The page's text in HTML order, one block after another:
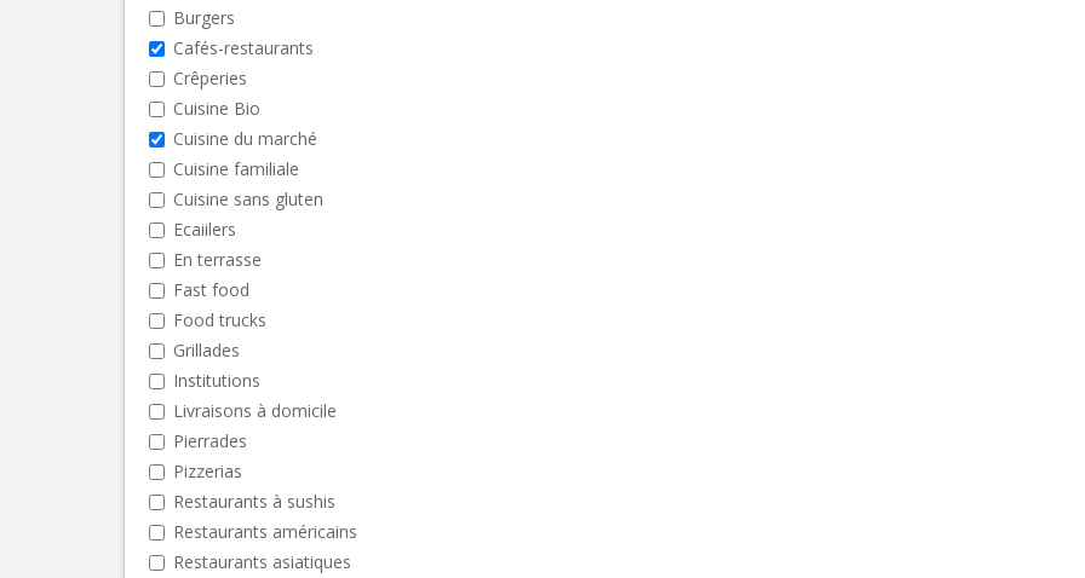
Burgers
Cafés-restaurants
Crêperies
Cuisine Bio
Cuisine du marché
Cuisine familiale
Cuisine sans gluten
Ecaiilers
En terrasse
Fast food
Food trucks
Grillades
Institutions
Livraisons à domicile
Pierrades
Pizzerias
Restaurants à sushis
Restaurants américains
Restaurants asiatiques